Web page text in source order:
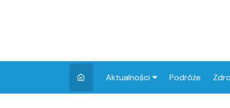
Aktualności Podróże